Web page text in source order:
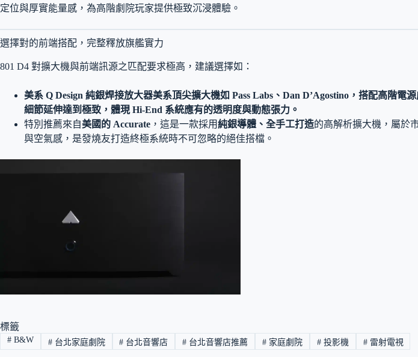
定位與厚實能量感，為高階劇院玩家提供極致沉浸體驗。
選擇對的前端搭配，完整釋放旗艦實力
801 D4 對擴大機與前端訊源之匹配要求極高，建議選擇如：
美系 Q Design 純銀焊接放大器美系頂尖擴大機如 Pass Labs、Dan D’Agostino，搭配高階
細節延伸達到極致，體現 Hi-End 系統應有的透明度與動態張力。
特別推薦來自美國的 Accurate ，這是一款採用純銀導體、全手工打造的高解析擴大機，屬於
與空氣感，是發燒友打造終極系統時不可忽略的絕佳搭檔。
標籤
#B&W #台北家庭劇院 # 台北音響店 # 台北音響店推薦 # 家庭劇院 #投影機 #雷射電視